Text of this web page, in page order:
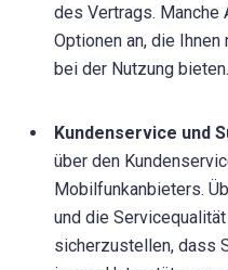
des Vertrags. Manche
Optionen an, die
bei der Nutzung bieten.
Kundenservice und
über den
Mobilfunkanbieters.
und die
sicherzustellen, dass